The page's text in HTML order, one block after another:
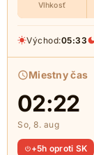
Vlhkosť
Východ:05:33
Miestny čas
02:22
So, 8. aug
+5h oproti SK